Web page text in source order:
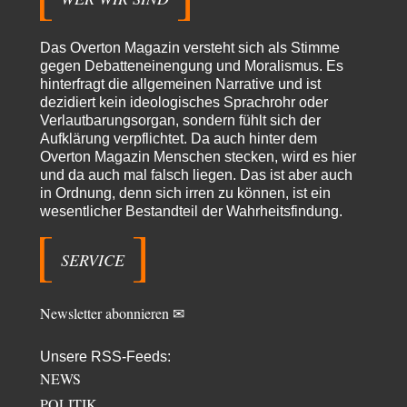
Theo Noestonto
vor 15 Stunden zu:
Russische Blockade des Schwarzen Meeres
"Ohne tragfähige Argumentation wirds wohl eher nix mit dem
„mainstraem näherbringen“…" Natürlich nicht! Da haben…
Grottenolmvor 15 Stunden zu:
Die von Selenskij angeordnete 40-Tage-Operation hat den
Krieg weiter eskaliert
Natürlich ist Russland scheinbar zögerlich, inkonsequent, reagiert immer
nur . Aber es ist vielleicht, wie…
Patient 0vor 21 Stunden zu:
Helmut Schelsky – Der Mann, der den Marxismus überlebte
> Eine schwammige Kritik, die nicht an der Theorie nachweist, dass die
fehlerhaft oder unvollständig…
Conrad
vor 23 Stunden zu:
Die NATO-Manöver gibt es noch. Mehr, als, zuvor, größere, nur eben jetzt
Urteil des Bundesverwaltungsgerichts zur ewigen
Geheimhaltung
Das Overton Magazin versteht sich als Stimme
gegen Debatteneinengung und Moralismus. Es
hinterfragt die allgemeinen Narrative und ist
dezidiert kein ideologisches Sprachrohr oder
Verlautbarungsorgan, sondern fühlt sich der
Aufklärung verpflichtet. Da auch hinter dem
Overton Magazin Menschen stecken, wird es hier
und da auch mal falsch liegen. Das ist aber auch
in Ordnung, denn sich irren zu können, ist ein
wesentlicher Bestandteil der Wahrheitsfindung.
SERVICE
Newsletter abonnieren ✉
Unsere RSS-Feeds:
NEWS